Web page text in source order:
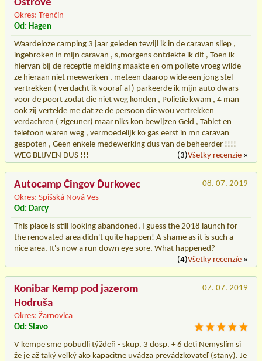
Ostrove
Okres: Trenčín
Od: Hagen
Waardeloze camping 3 jaar geleden tewijl ik in de caravan sliep ,
ingebroken in mijn caravan , s,morgens ontdekte ik dit , Toen ik
hiervan bij de receptie melding maakte en om poliete vroeg wilde
ze hieraan niet meewerken , meteen daarop wide een jong stel
vertrekken ( verdacht ik vooraf al ) parkeerde ik mijn auto dwars
voor de poort zodat die niet weg konden , Polietie kwam , 4 man
ook zij vertelde me dat ze de persoon die wou vertrekken
verdachren ( zigeuner) maar niks kon bewijzen Geld , Tablet en
telefoon waren weg , vermoedelijk ko gas eerst in mn caravan
gespoten , Geen enkele medewerking dus van de beheerder !!!!
WEG BLIJVEN DUS !!!
(3)Všetky recenzíe »
Autocamp Čingov Ďurkovec
Okres: Spišská Nová Ves
08. 07. 2019
Od: Darcy
This place is still looking abandoned. I guess the 2018 launch for
the renovated area didn't quite happen! A shame as it is such a
nice area. It's now a run down eye sore. What happened?
(4)Všetky recenzíe »
Konibar Kemp pod jazerom
Hodruša
Okres: Žarnovica
07. 07. 2019
Od: Slavo
V kempe sme pobudli týždeň - skup. 3 dosp. + 6 deti Nemyslím si
že je až taký veľký ako kapacitne uvádza prevádzkovateľ (stany). Je